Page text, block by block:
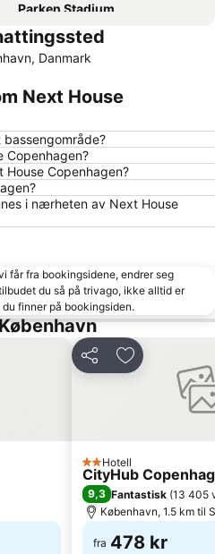
Parken Stadium
Strøget
Københavns Bymuseum
Amager Centret
Christiania
Copenhagen Zoo
Bakken
Christianshavn
Snekkersten
Frederiksberg Centret
Bakken Amusement Park
Louisiana Museum of Modern Art
Sofiero slott
Little Mermaid
Langelinie
Danmark
Next House
Copenhagen?
Copenhagen?
i nærheten av Next House
får fra bookingsidene, endrer seg
du så på trivago, ikke alltid er
finner på bookingsiden.
Del Legg til i
2 Stjerner
Hotell
CityHub
9,3 Fantastisk (13 405
København, 1.5 km til
fra 478 kr